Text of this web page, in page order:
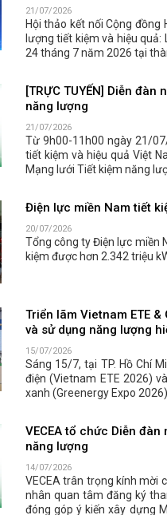
21/07/2026
Hội thảo kết nối Cộng đồng
lượng tiết kiệm và hiệu quả:
24 tháng 7 năm 2026 tại
[TRỰC TUYẾN] Diễn
năng lượng
21/07/2026
Từ 9h00-11h00 ngày 21/
tiết kiệm và hiệu quả Việt
Mạng lưới Tiết kiệm năng
Điện lực miền Nam tiết
20/07/2026
Tổng công ty Điện lực miền
kiệm được hơn 2.342 triệu
Triển lãm Vietnam ETE
và sử dụng năng lượng
15/07/2026
Sáng 15/7, tại TP. Hồ Chí
điện (Vietnam ETE 2026)
xanh (Greenergy Expo
VECEA tổ chức Diễn
năng lượng
14/07/2026
VECEA trân trọng kính mời
nhân quan tâm đăng ký
đóng góp ý kiến xây dựng